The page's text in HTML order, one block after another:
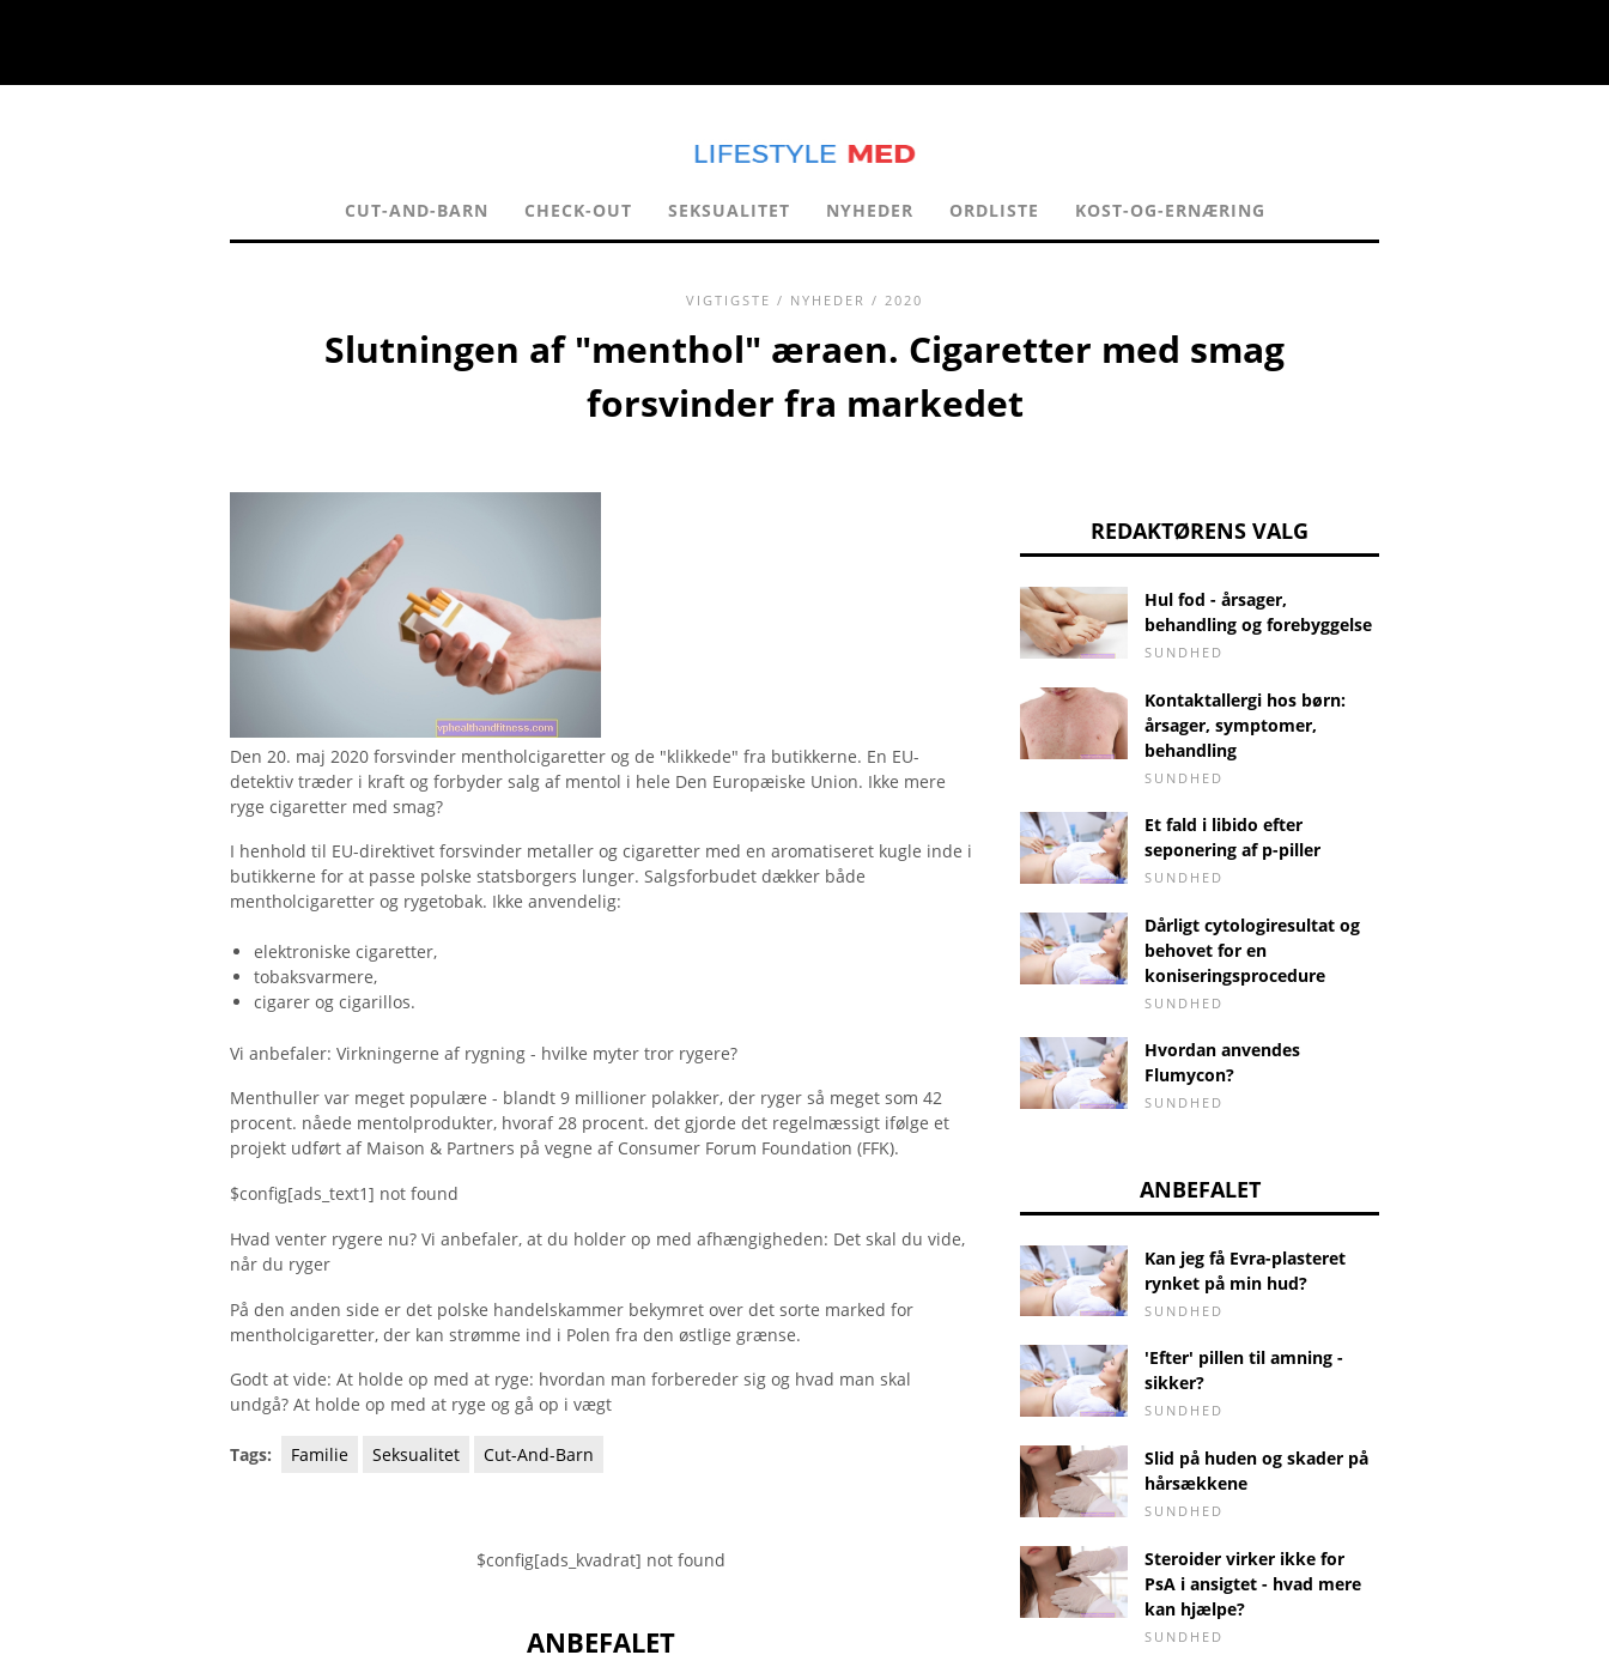
CUT-AND-BARN CHECK-OUT SEKSUALITET NYHEDER ORDLISTE KOST-OG-ERNÆRING
VIGTIGSTE / NYHEDER / 2020
Slutningen af ​​"menthol" æraen. Cigaretter med smag
forsvinder fra markedet
Den 20. maj 2020 forsvinder mentholcigaretter og de "klikkede" fra butikkerne. En EU-
detektiv træder i kraft og forbyder salg af mentol i hele Den Europæiske Union. Ikke mere
ryge cigaretter med smag?
I henhold til EU-direktivet forsvinder metaller og cigaretter med en aromatiseret kugle inde i
butikkerne for at passe polske statsborgers lunger. Salgsforbudet dækker både
mentholcigaretter og rygetobak. Ikke anvendelig:
elektroniske cigaretter,
tobaksvarmere,
cigarer og cigarillos.
Vi anbefaler: Virkningerne af rygning - hvilke myter tror rygere?
Menthuller var meget populære - blandt 9 millioner polakker, der ryger så meget som 42
procent. nåede mentolprodukter, hvoraf 28 procent. det gjorde det regelmæssigt ifølge et
projekt udført af Maison & Partners på vegne af Consumer Forum Foundation (FFK).
$config[ads_text1] not found
Hvad venter rygere nu? Vi anbefaler, at du holder op med afhængigheden: Det skal du vide,
når du ryger
På den anden side er det polske handelskammer bekymret over det sorte marked for
mentholcigaretter, der kan strømme ind i Polen fra den østlige grænse.
Godt at vide: At holde op med at ryge: hvordan man forbereder sig og hvad man skal
undgå? At holde op med at ryge og gå op i vægt
Tags: Familie Seksualitet Cut-And-Barn
$config[ads_kvadrat] not found
ANBEFALET
REDAKTØRENS VALG
Hul fod - årsager,
behandling og forebyggelse
SUNDHED
Kontaktallergi hos børn:
årsager, symptomer,
behandling
SUNDHED
Et fald i libido efter
seponering af p-piller
SUNDHED
Dårligt cytologiresultat og
behovet for en
koniseringsprocedure
SUNDHED
Hvordan anvendes
Flumycon?
SUNDHED
ANBEFALET
Kan jeg få Evra-plasteret
rynket på min hud?
SUNDHED
'Efter' pillen til amning -
sikker?
SUNDHED
Slid på huden og skader på
hårsækkene
SUNDHED
Steroider virker ikke for
PsA i ansigtet - hvad mere
kan hjælpe?
SUNDHED